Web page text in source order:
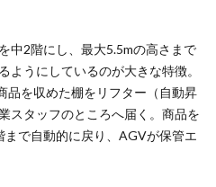
中2階にし、最大5.5mの高さまで
ようにしているのが大きな特徴。
品を収めた棚をリフター（自動昇
スタッフのところへ届く。商品を
で自動的に戻り、AGVが保管エ